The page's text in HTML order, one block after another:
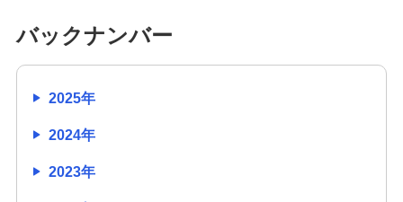
バックナンバー
2025年
2024年
2023年